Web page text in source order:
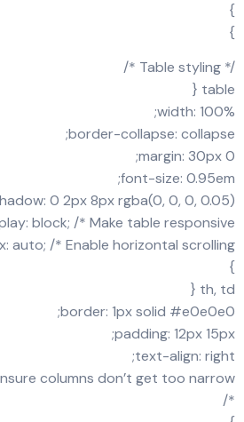
}
}
/* Table styling */
table {
width: 100%;
border-collapse: collapse;
margin: 30px 0;
font-size: 0.95em;
0 2px 8px rgba(0, 0, 0, 0.05);
block; /* Make table responsive */
auto; /* Enable horizontal scrolling */
}
th, td {
border: 1px solid #e0e0e0;
padding: 12px 15px;
text-align: right;
columns don’t get too narrow
*/